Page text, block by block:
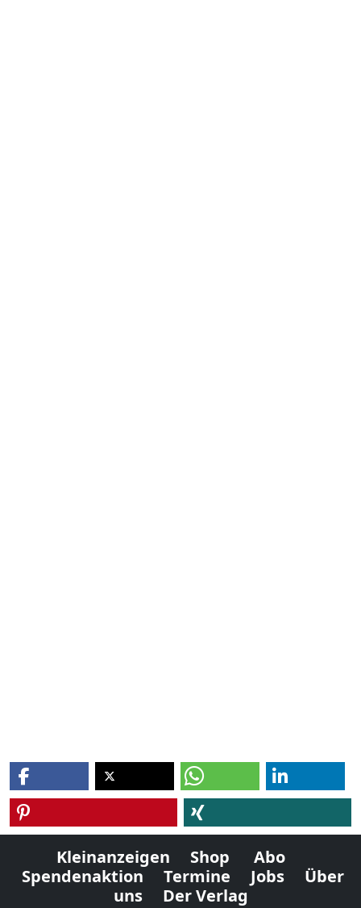
Kleinanzeigen Shop
Abo
Spendenaktion
Termine Jobs
Über
uns
Der Verlag